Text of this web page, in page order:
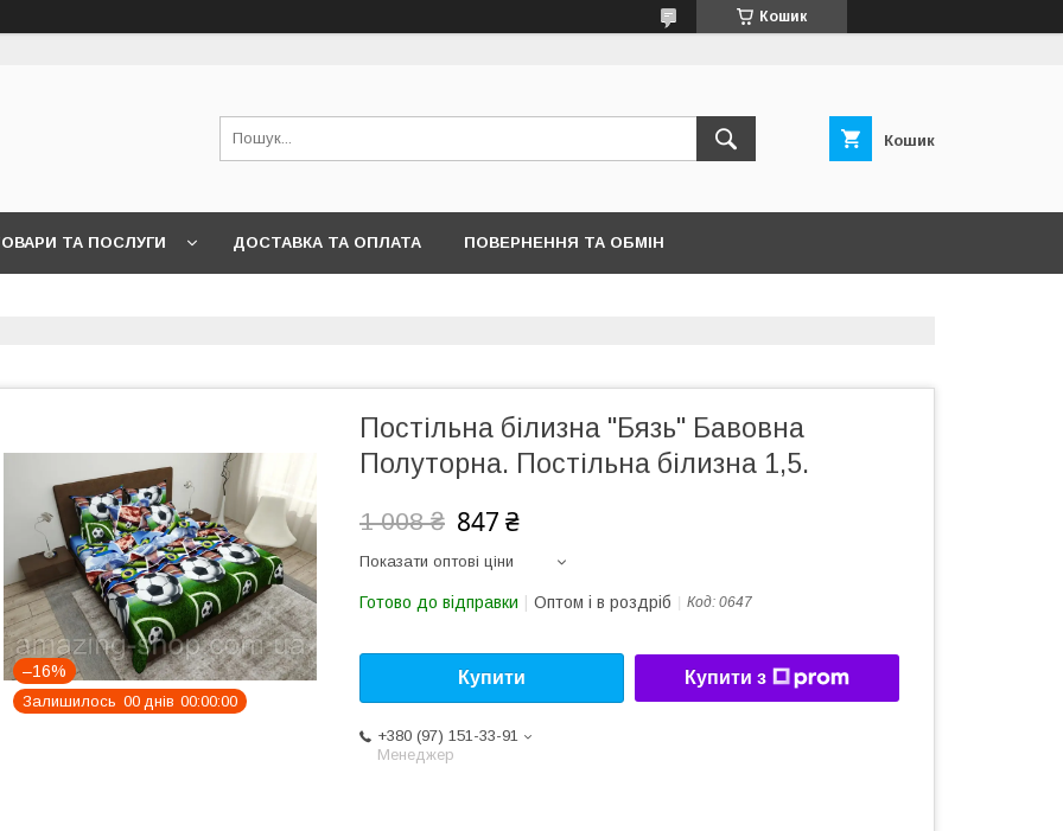
Кошик
Кошик
ТА ПОСЛУГИ ДОСТАВКА ТА ОПЛАТА ПОВЕРНЕННЯ ТА ОБМІН
–16%
Залишилось 00 днів 00 00 00
Постільна білизна "Бязь" Бавовна
Полуторна. Постільна білизна 1,5.
1 008 ₴ 847 ₴
Показати оптові ціни
Готово до відправки Оптом і в роздріб Код: 0647
Купити Купити з
+380 (97) 151-33-91
Менеджер